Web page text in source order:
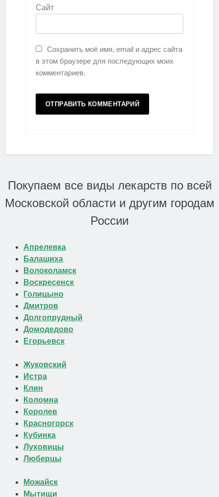
Сайт
Сохранить моё имя, email и адрес сайта
в этом браузере для последующих моих
комментариев.
Покупаем все виды лекарств по всей
Московской области и другим городам
России
Апрелевка
Балашиха
Волоколамск
Воскресенск
Голицыно
Дмитров
Долгопрудный
Домодедово
Егорьевск
Жуковский
Истра
Клин
Коломна
Королев
Красногорск
Кубинка
Луховицы
Люберцы
Можайск
Мытищи